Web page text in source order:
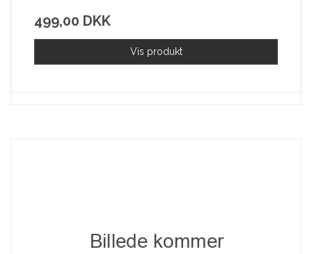
499,00 DKK
Vis produkt